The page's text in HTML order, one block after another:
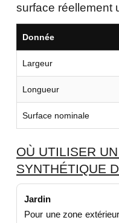
surface réellement
Donnée
Largeur
Longueur
Surface nominale
OÙ UTILISER
SYNTHÉTIQUE
Jardin
Pour une zone